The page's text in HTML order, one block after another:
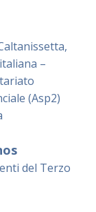
–
(Asp2)
del Terzo